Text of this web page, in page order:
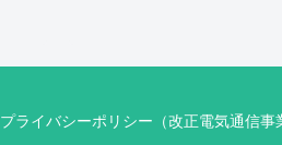
プライバシーポリシー（改正電気通信事